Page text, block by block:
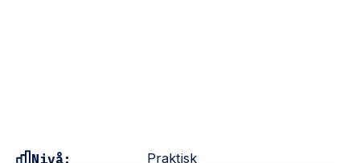
Nivå: Praktisk